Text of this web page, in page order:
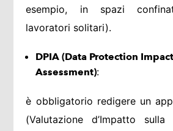
esempio, in spazi
lavoratori solitari).
DPIA (Data Protection Impact
Assessment):
è obbligatorio redigere un
(Valutazione d’Impatto sulla